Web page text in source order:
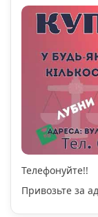
Телефонуйте!!
Привозьте за